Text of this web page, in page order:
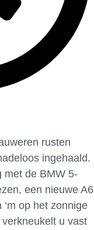
rusten
ingehaald.
met de BMW 5-
een nieuwe A6
op het zonnige
u vast